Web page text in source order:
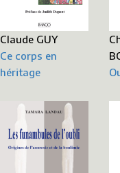
Claude GUY
Ce corps en
héritage